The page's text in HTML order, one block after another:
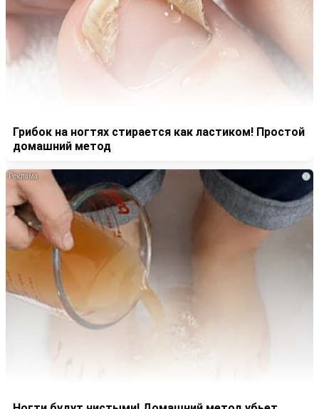
Грибок на ногтях стирается как ластиком! Простой
домашний метод
i